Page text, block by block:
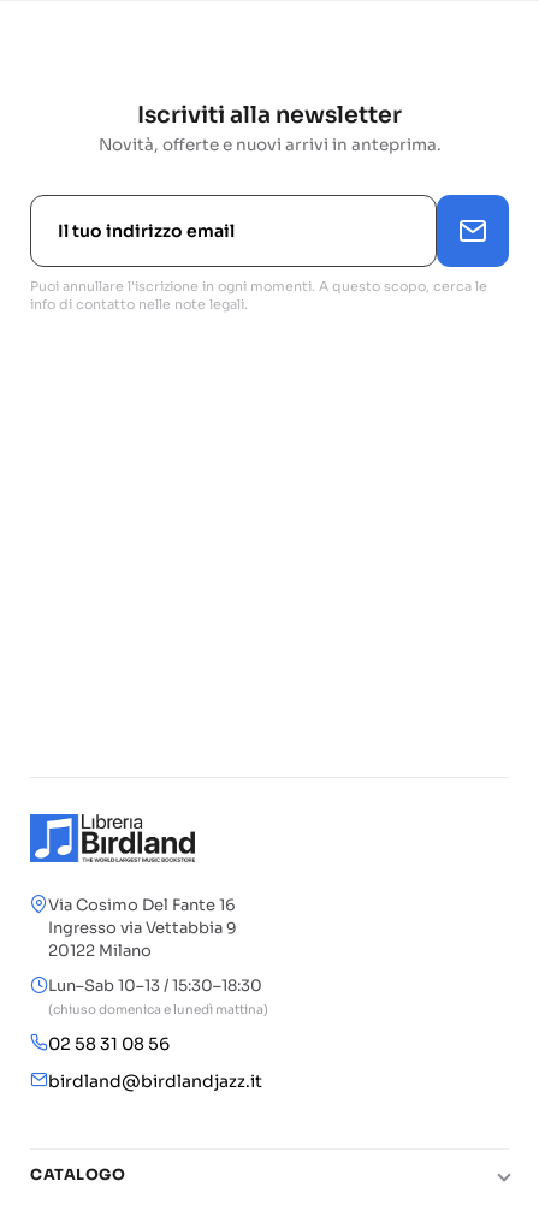
Iscriviti alla newsletter
Novità, offerte e nuovi arrivi in anteprima.
Puoi annullare l'iscrizione in ogni momenti. A questo scopo, cerca le
info di contatto nelle note legali.
Via Cosimo Del Fante 16
Ingresso via Vettabbia 9
20122 Milano
Lun–Sab 10–13 / 15:30–18:30
(chiuso domenica e lunedì mattina)
02 58 31 08 56
birdland@birdlandjazz.it
CATALOGO